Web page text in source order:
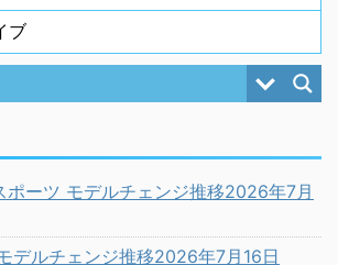
ブ
ポーツ モデルチェンジ推移2026年7月
デルチェンジ推移2026年7月16日